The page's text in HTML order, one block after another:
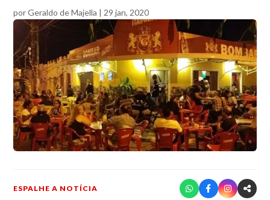
porGeraldo de Majella | 29 jan, 2020
ESPALHE A NOTÍCIA